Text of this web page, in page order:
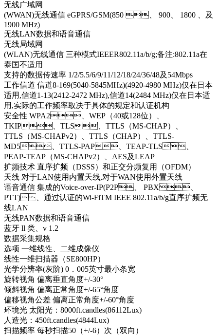
无线广域网
(WWAN)无线通信 eGPRS/GSM(850 、 900、 1800 、及
1900 MHz)
无线LAN数据和语音通信
无线局域网
(WLAN)无线通信 三种模式IEEER802.11a/b/g;备注:802.11a在
泰国不适用
支持的数据传速率 1/2/5.5/6/9/11/12/18/24/36/48及54Mbps
工作信道 信道8-169(5040-5845MHz)(4920-4980 MHz)仅在日本
适用,信道1-13(2412-2472 MHz),信道14(2484 MHz)仅在日本适
用,实际的工作频率取决于具体的规定和认证机构
安全性 WPA2、WEP（40或128位）、
TKIP、TLS、TTLS（MS-CHAP）、
TTLS（MS-CHAPv2）、TTLS（CHAP）、TTLS-
MD5、TTLS-PAP、TEAP-TLS、
PEAP-TEAP（MS-CHAPv2）、AES及LEAP
扩频技术 直序扩频（DSSS）和正交分频复用（OFDM）
天线 对于LAN使用内置天线,对于WAN使用外置天线
语音通信 集成的Voice-over-IP(P2P、 PBX、
PTT)、通过认证的Wi-FiTM IEEE 802.11a/b/g直序扩频无
线LAN
无线PAN数据和语音通信
蓝牙 ll 类、v 1.2
数据采集规格
选项 一维线性、二维成像仪
线性一维扫描器（SE800HP）
光学分辨率(灰阶) 0．005英寸最小条宽
旋转视角 偏离垂直角度+/-30°
倾斜视角 偏离正常角度+/-65°角度
偏移视角公差 偏离正常角度+/-60°角度
环境光 太阳光：8000ft.candles(86112Lux)
人造光：450ft.candles(4844Lux)
扫描频率 每秒扫描50（+/-6）次（双向）